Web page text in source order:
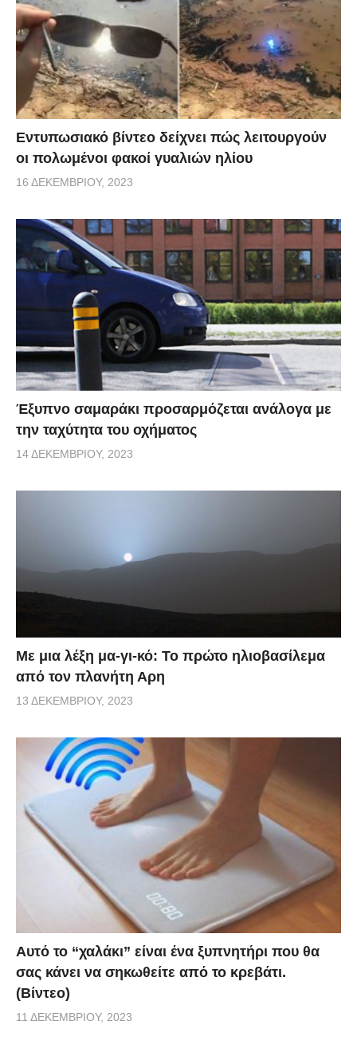
Εντυπωσιακό βίντεο δείχνει πώς λειτουργούν
οι πολωμένοι φακοί γυαλιών ηλίου
16 ΔΕΚΕΜΒΡΊΟΥ, 2023
Έξυπνο σαμαράκι προσαρμόζεται ανάλογα με
την ταχύτητα του οχήματος
14 ΔΕΚΕΜΒΡΊΟΥ, 2023
Με μια λέξη μα-γι-κό: Το πρώτο ηλιοβασίλεμα
από τον πλανήτη Αρη
13 ΔΕΚΕΜΒΡΊΟΥ, 2023
Αυτό το “χαλάκι” είναι ένα ξυπνητήρι που θα
σας κάνει να σηκωθείτε από το κρεβάτι.
(Βίντεο)
11 ΔΕΚΕΜΒΡΊΟΥ, 2023